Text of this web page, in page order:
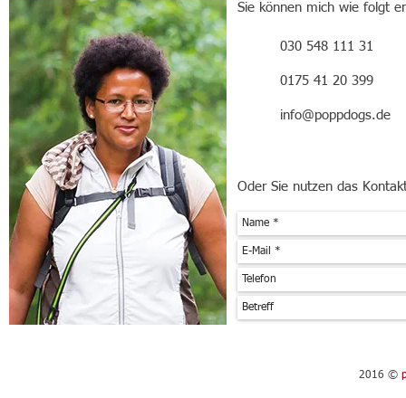
Sie können mich wie folgt
030 548 111 31
0175 41 20 399
info@poppdogs.de
Oder Sie nutzen das
2016 ©